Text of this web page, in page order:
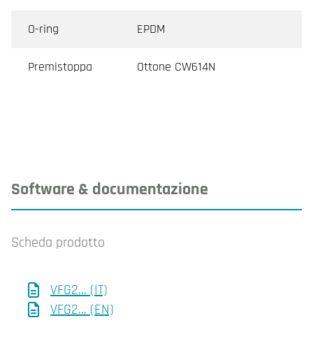
O-ring EPDM
Premistoppa Ottone CW614N
Software & documentazione
Scheda prodotto
VFG2... (IT)
VFG2... (EN)